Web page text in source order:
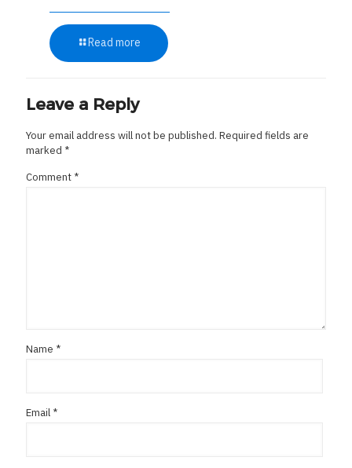
Read more
Leave a Reply
Your email address will not be published. Required fields are
marked *
Comment *
Name *
Email *